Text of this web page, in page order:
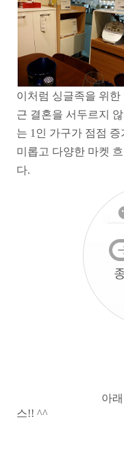
이처럼 싱글족을 위한
근 결혼을 서두르지
는 1인 가구가 점점
미롭고 다양한 마켓
다.
아래 하트 공
스!! ^^